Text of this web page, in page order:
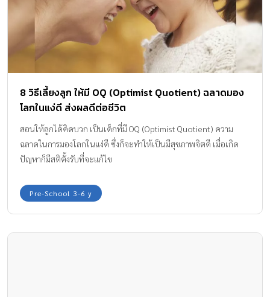
8 วิธีเลี้ยงลูก ให้มี OQ (Optimist Quotient) ฉลาดมอง
โลกในแง่ดี ส่งผลดีต่อชีวิต
สอนให้ลูกได้คิดบวก เป็นเด็กที่มี OQ (Optimist Quotient) ความ
ฉลาดในการมองโลกในแง่ดี ซึ่งก็จะทำให้เป็นมีสุขภาพจิตดี เมื่อเกิด
ปัญหาก็มีสติตั้งรับที่จะแก้ไข
Pre-School 3-6 y